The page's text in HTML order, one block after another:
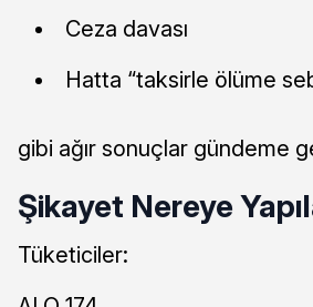
Ceza davası
Hatta “taksirle ölüme
gibi ağır sonuçlar gündeme
Şikayet Nereye
Tüketiciler: